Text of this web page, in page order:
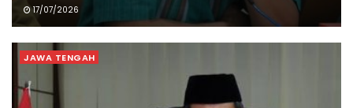
17/07/2026
JAWA TENGAH